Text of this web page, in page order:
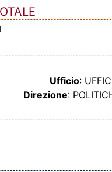
Ufficio:
Direzione: